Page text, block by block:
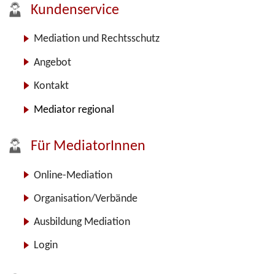
Kundenservice
Mediation und Rechtsschutz
Angebot
Kontakt
Mediator regional
Für MediatorInnen
Online-Mediation
Organisation/Verbände
Ausbildung Mediation
Login